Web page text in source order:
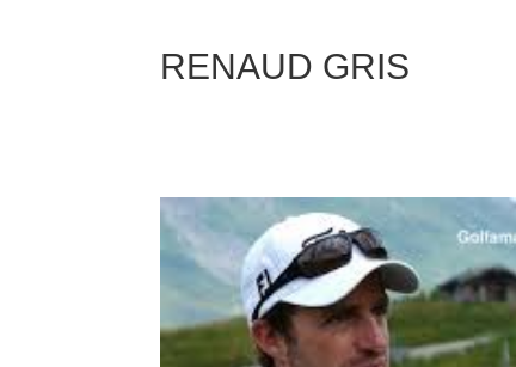
RENAUD GRIS